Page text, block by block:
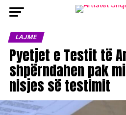
LAJME
Pyetjet e Testit të
shpërndahen pak
nisjes së testimit